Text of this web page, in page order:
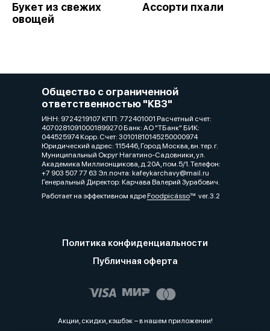
Букет из свежих
овощей
Ассорти пхали
Общество с ограниченной
ответственностью "КВЗ"
ИНН: 9724219107 КПП: 772401001 Расчетный счет:
40702810910001899270 Банк: АО "ТБанк" БИК:
044525974 Корр. Счет: 30101810145250000974
Юридический адрес: 115446, Город Москва, вн. тер. г.
Муниципальный Округ Нагатино-Садовники, ул.
Академика Миллионщикова, д.20А, пом.5/1. Телефон:
+7 903 507 77 63 Эл.почта: kafeykarchavy@mail.ru
Генеральный Директор: Карчава Валерий Зурабович.
Работает на эффективном ядреFoodpicássover. 3.2
Политика конфиденциальности
Публичная оферта
Акции, скидки, кэшбэк − в нашем приложении!